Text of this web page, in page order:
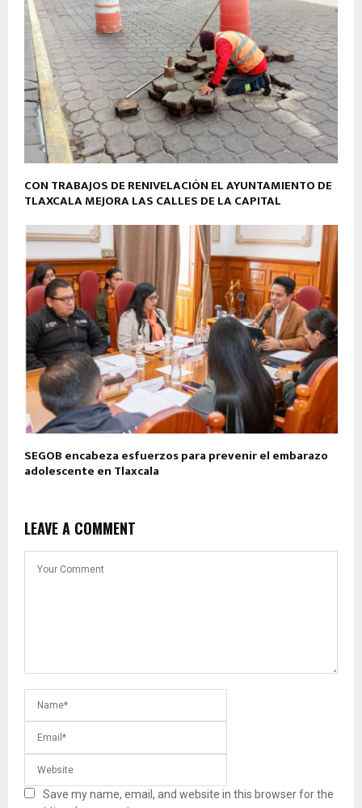
CON TRABAJOS DE RENIVELACIÓN EL AYUNTAMIENTO DE
TLAXCALA MEJORA LAS CALLES DE LA CAPITAL
SEGOB encabeza esfuerzos para prevenir el embarazo
adolescente en Tlaxcala
LEAVE A COMMENT
Save my name, email, and website in this browser for the